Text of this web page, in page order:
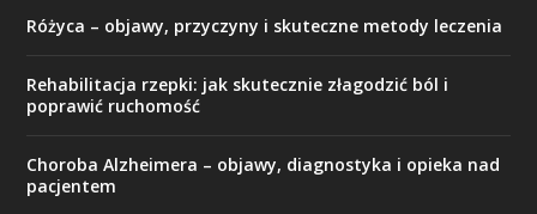
Różyca – objawy, przyczyny i skuteczne metody leczenia
Rehabilitacja rzepki: jak skutecznie złagodzić ból i
poprawić ruchomość
Choroba Alzheimera – objawy, diagnostyka i opieka nad
pacjentem